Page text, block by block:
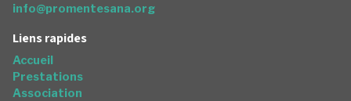
info@promentesana.org
Liens rapides
Accueil
Prestations
Association